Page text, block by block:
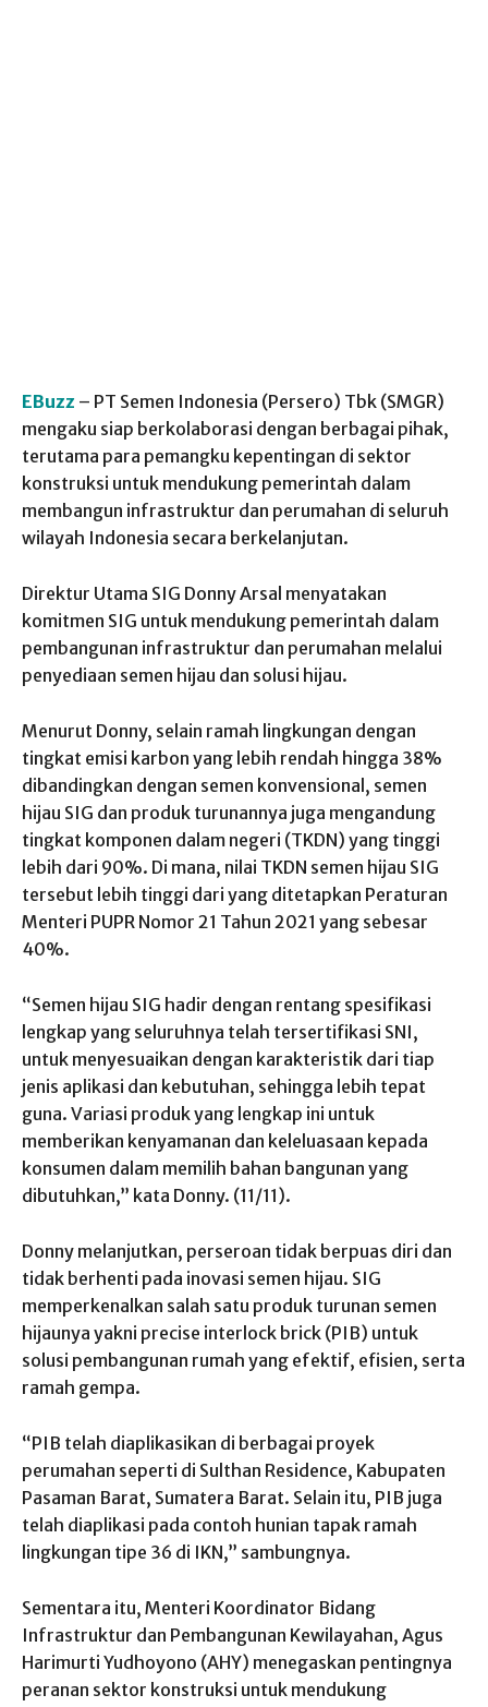
EBuzz – PT Semen Indonesia (Persero) Tbk (SMGR)
mengaku siap berkolaborasi dengan berbagai pihak,
terutama para pemangku kepentingan di sektor
konstruksi untuk mendukung pemerintah dalam
membangun infrastruktur dan perumahan di seluruh
wilayah Indonesia secara berkelanjutan.
Direktur Utama SIG Donny Arsal menyatakan
komitmen SIG untuk mendukung pemerintah dalam
pembangunan infrastruktur dan perumahan melalui
penyediaan semen hijau dan solusi hijau.
Menurut Donny, selain ramah lingkungan dengan
tingkat emisi karbon yang lebih rendah hingga 38%
dibandingkan dengan semen konvensional, semen
hijau SIG dan produk turunannya juga mengandung
tingkat komponen dalam negeri (TKDN) yang tinggi
lebih dari 90%. Di mana, nilai TKDN semen hijau SIG
tersebut lebih tinggi dari yang ditetapkan Peraturan
Menteri PUPR Nomor 21 Tahun 2021 yang sebesar
40%.
“Semen hijau SIG hadir dengan rentang spesifikasi
lengkap yang seluruhnya telah tersertifikasi SNI,
untuk menyesuaikan dengan karakteristik dari tiap
jenis aplikasi dan kebutuhan, sehingga lebih tepat
guna. Variasi produk yang lengkap ini untuk
memberikan kenyamanan dan keleluasaan kepada
konsumen dalam memilih bahan bangunan yang
dibutuhkan,” kata Donny. (11/11).
Donny melanjutkan, perseroan tidak berpuas diri dan
tidak berhenti pada inovasi semen hijau. SIG
memperkenalkan salah satu produk turunan semen
hijaunya yakni precise interlock brick (PIB) untuk
solusi pembangunan rumah yang efektif, efisien, serta
ramah gempa.
“PIB telah diaplikasikan di berbagai proyek
perumahan seperti di Sulthan Residence, Kabupaten
Pasaman Barat, Sumatera Barat. Selain itu, PIB juga
telah diaplikasi pada contoh hunian tapak ramah
lingkungan tipe 36 di IKN,” sambungnya.
Sementara itu, Menteri Koordinator Bidang
Infrastruktur dan Pembangunan Kewilayahan, Agus
Harimurti Yudhoyono (AHY) menegaskan pentingnya
peranan sektor konstruksi untuk mendukung